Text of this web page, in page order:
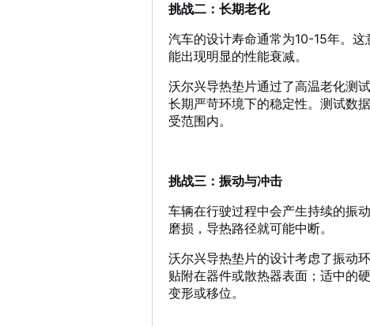
挑战二：长期老化
汽车的设计寿命通常为10-15年。
能出现明显的性能衰减。
沃尔兴导热垫片通过了高温老化
长期严苛环境下的稳定性。测试数
受范围内。
挑战三：振动与冲击
车辆在行驶过程中会产生持续的振
磨损，导热路径就可能中断。
沃尔兴导热垫片的设计考虑了振动
贴附在器件或散热器表面；适中的
变形或移位。